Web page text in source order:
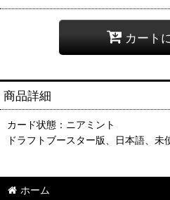
カート
商品詳細
カード状態：ニアミント
ドラフトブースター版、日本語、未
ホーム